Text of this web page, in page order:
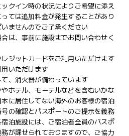
クイン時の状況によりご希望に添え
ては追加料金が発生することがあり
ませんのでご了承ください
は、事前に施設までお問い合わせく
ジットカードをご利用いただけます
いただけます
、消火器が備わっています
ホテル、モーテルなどを含むいかな
に​居住してない海外のお客様の宿泊
の確認とパスポートのご提示を義務
泊施設には、ご宿泊者全員のパスポ
が課せられておりますの​で、ご協力